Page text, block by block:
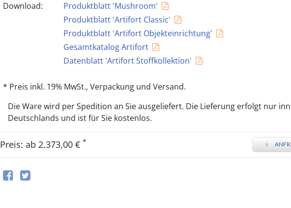
Download:
Produktblatt 'Mushroom'
Produktblatt 'Artifort Classic'
Produktblatt 'Artifort Objekteinrichtung'
Gesamtkatalog Artifort
Datenblatt 'Artifort Stoffkollektion'
* Preis inkl. 19% MwSt., Verpackung und Versand.
Die Ware wird per Spedition an Sie ausgeliefert. Die Lieferung erfolgt nur
Deutschlands und ist für Sie kostenlos.
Preis: ab 2.373,00 € * »